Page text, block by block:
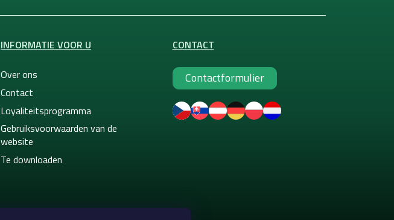
INFORMATIE VOOR U
Over ons
Contact
Loyaliteitsprogramma
Gebruiksvoorwaarden van de
website
Te downloaden
CONTACT
Contactformulier